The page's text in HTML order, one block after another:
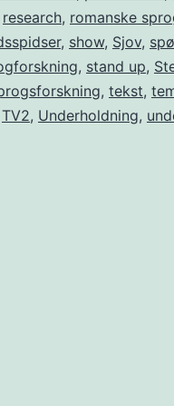
research, romanske
, show, Sjov,
, stand up,
, tekst,
TV2, Underholdning,